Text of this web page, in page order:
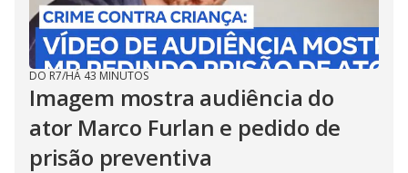
DO R7/HÁ 43 MINUTOS
Imagem mostra audiência do
ator Marco Furlan e pedido de
prisão preventiva